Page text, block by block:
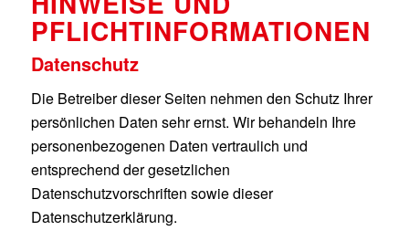
PFLICHTINFORMATIONEN
Datenschutz
Die Betreiber dieser Seiten nehmen den Schutz Ihrer
persönlichen Daten sehr ernst. Wir behandeln Ihre
personenbezogenen Daten vertraulich und
entsprechend der gesetzlichen
Datenschutzvorschriften sowie dieser
Datenschutzerklärung.